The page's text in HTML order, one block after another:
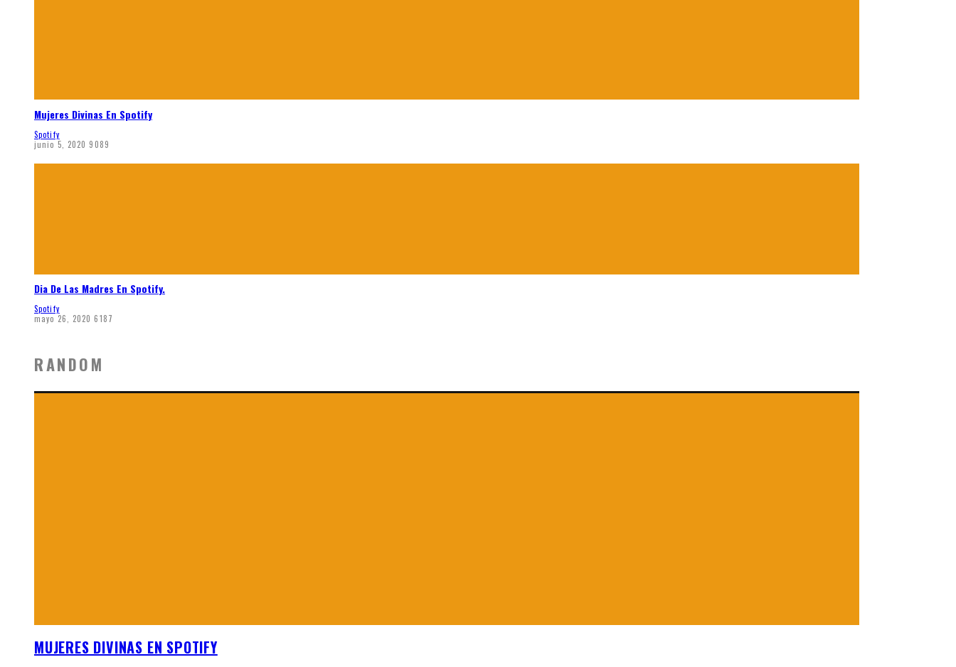
Mujeres Divinas En Spotify
Spotify
junio 5, 2020 9089
Dia De Las Madres En Spotify.
Spotify
mayo 26, 2020 6187
RANDOM
MUJERES DIVINAS EN SPOTIFY